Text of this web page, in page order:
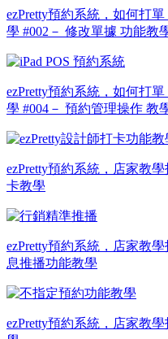
ezPretty預約系統，如何打
學 #002－ 修改單據 功能教
ezPretty預約系統，如何打
學 #004－ 預約管理操作 教
ezPretty預約系統，店家教
卡教學
ezPretty預約系統，店家教
息推播功能教學
ezPretty預約系統，店家教